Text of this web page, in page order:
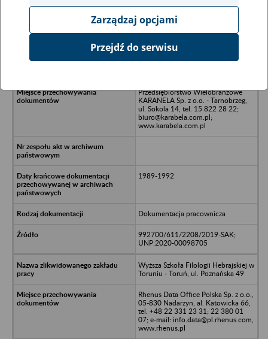
Ukryj wszystkie pozycje bazy
POLKON Sp. z o.o. w Tarnobrzegu
Przedsiębiorstwo Wielobranżowe
KARANELA Sp. z o.o. - Tarnobrzeg,
ul. Sokola 14, tel. 15 822 28 22;
biuro@karabela.com.pl;
www.karabela.com.pl
1989-1992
Dokumentacja pracownicza
992700/611/2208/2019-SAK;
UNP:2020-00098705
Wyższa Szkoła Filologii Hebrajskiej w
Toruniu - Toruń, ul. Poznańska 49
Rhenus Data Office Polska Sp. z o.o.,
05-830 Nadarzyn, al. Katowicka 66,
tel. +48 22 331 23 31; 22 380 01
07; e-mail: info.data@pl.rhenus.com,
www.rhenus.pl
Zarządzaj opcjami
Przejdź do serwisu